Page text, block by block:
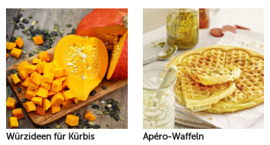
Würzideen für Kürbis
Apéro-Waffeln